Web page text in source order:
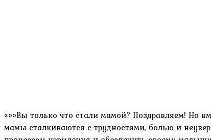
«»»Вы только что стали мамой? Поздравляем! Но
мамы сталкиваются с трудностями, болью и